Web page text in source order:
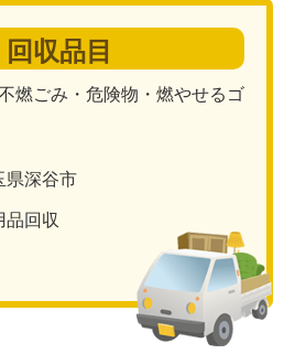
回収品目
燃ごみ・危険物・燃やせるゴ
県深谷市
品回収